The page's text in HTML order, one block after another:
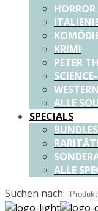
HORROR
KRIMI
PETER
WESTERN
ALLE
SPECIALS
BUNDLES
ALLE
Suchen nach: